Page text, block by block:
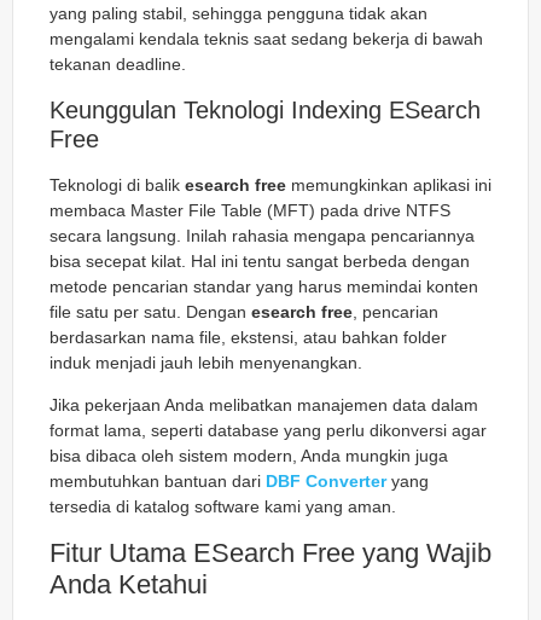
yang paling stabil, sehingga pengguna tidak akan
mengalami kendala teknis saat sedang bekerja di bawah
tekanan deadline.
Keunggulan Teknologi Indexing ESearch
Free
Teknologi di balik esearch free memungkinkan aplikasi ini
membaca Master File Table (MFT) pada drive NTFS
secara langsung. Inilah rahasia mengapa pencariannya
bisa secepat kilat. Hal ini tentu sangat berbeda dengan
metode pencarian standar yang harus memindai konten
file satu per satu. Dengan esearch free , pencarian
berdasarkan nama file, ekstensi, atau bahkan folder
induk menjadi jauh lebih menyenangkan.
Jika pekerjaan Anda melibatkan manajemen data dalam
format lama, seperti database yang perlu dikonversi agar
bisa dibaca oleh sistem modern, Anda mungkin juga
membutuhkan bantuan dari DBF Converteryang
tersedia di katalog software kami yang aman.
Fitur Utama ESearch Free yang Wajib
Anda Ketahui